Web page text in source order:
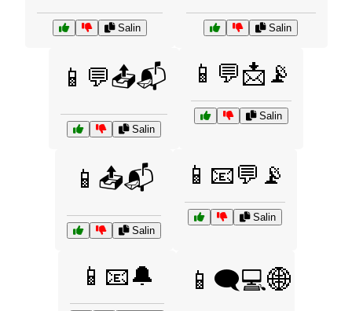
Salin Salin
📱💬📤📬
Salin
📱💬📩📡
Salin
📱📤📬
Salin
📱📧💬📡
Salin
📱📧🔔 📱🗨️💻🌐